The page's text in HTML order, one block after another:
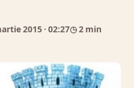
2015 · 02:27◷ 2 min